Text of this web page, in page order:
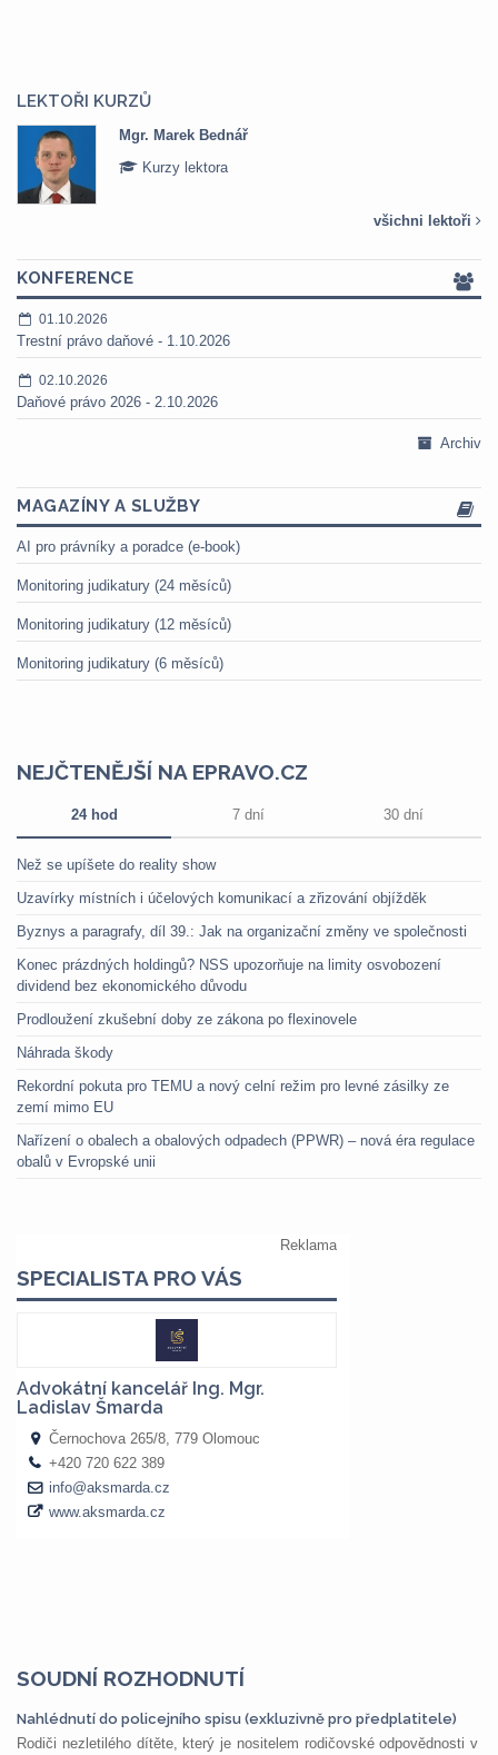
LEKTOŘI KURZŮ
Mgr. Marek Bednář
Kurzy lektora
všichni lektoři
KONFERENCE
01.10.2026
Trestní právo daňové - 1.10.2026
02.10.2026
Daňové právo 2026 - 2.10.2026
Archiv
MAGAZÍNY A SLUŽBY
AI pro právníky a poradce (e-book)
Monitoring judikatury (24 měsíců)
Monitoring judikatury (12 měsíců)
Monitoring judikatury (6 měsíců)
NEJČTENĚJŠÍ NA EPRAVO.CZ
24 hod 7 dní 30 dní
Než se upíšete do reality show
Uzavírky místních i účelových komunikací a zřizování objížděk
Byznys a paragrafy, díl 39.: Jak na organizační změny ve společnosti
Konec prázdných holdingů? NSS upozorňuje na limity osvobození
dividend bez ekonomického důvodu
Prodloužení zkušební doby ze zákona po flexinovele
Náhrada škody
Rekordní pokuta pro TEMU a nový celní režim pro levné zásilky ze
zemí mimo EU
Nařízení o obalech a obalových odpadech (PPWR) – nová éra regulace
obalů v Evropské unii
SOUDNÍ ROZHODNUTÍ
Nahlédnutí do policejního spisu (exkluzivně pro předplatitele)
Rodiči nezletilého dítěte, který je nositelem rodičovské odpovědnosti v